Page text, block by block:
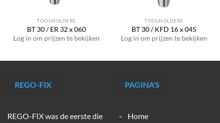
TOOLHOLDERS
BT 30 / ER 32 x 060
Log in om prijzen te bekijken
TOOLHOLDERS
BT 30 / KFD 16 x 045
Log in om prijzen te bekijken
REGO-FIX
REGO-FIX was de eerste die
PAGINA'S
Home